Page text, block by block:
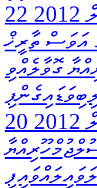
އަވަސް ތާރީޚް
ގޮވާލެއްވި